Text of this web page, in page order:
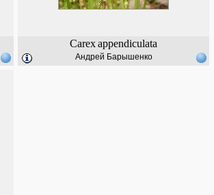
Carexappendiculata
Андрей Барышенко